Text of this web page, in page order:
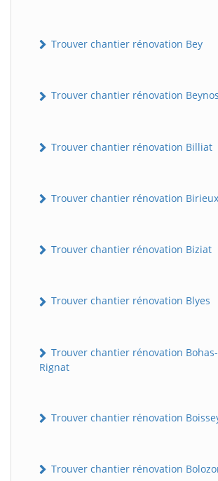
Trouver chantier rénovation Bey
Trouver chantier rénovation
Trouver chantier rénovation Billiat
Trouver chantier rénovation Birieux
Trouver chantier rénovation Biziat
Trouver chantier rénovation Blyes
Trouver chantier rénovation
Rignat
Trouver chantier rénovation
Trouver chantier rénovation